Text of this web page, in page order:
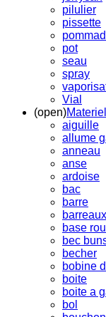
pilulier
pissette
pot
seau
spray
Vial
(open)
aiguille
allume
anneau
anse
ardoise
bac
barre
base
bec
becher
bobine
boite
boite a
bol